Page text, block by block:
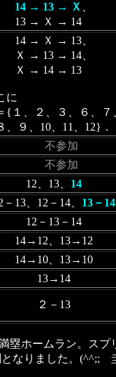
14 → 13 → Ｘ 、
13 → Ｘ → 14
14 → Ｘ → 13、
Ｘ → 13 → 14、
Ｘ → 14 → 13
に
{１、２、３、６、７
、９、10、11、12}．
不参加
不参加
12、13、 14
－13、12－14、 13－14
12－13－14
14→12、13→12
14→10、13→10
13→14
２－13
ホームラン。スプ
なりました。(^^;;